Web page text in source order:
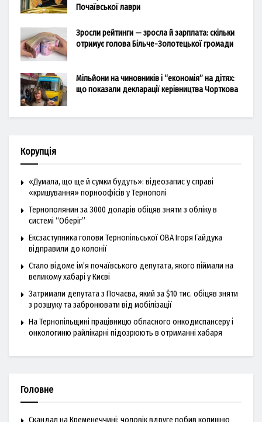
Почаївської лаври
Зросли рейтинги — зросла й зарплата: скільки
отримує голова Більче-Золотецької громади
Мільйони на чиновників і “економія” на дітях:
що показали декларації керівництва Чорткова
Корупція
«Думала, що ще й сумки будуть»: відеозапис у справі
«кришування» порноофісів у Тернополі
Тернополянин за 3000 доларів обіцяв зняти з обліку в
системі “Оберіг”
Ексзаступника голови Тернопільської ОВА Ігоря Гайдука
відправили до колонії
Стало відоме ім’я почаївського депутата, якого піймали на
великому хабарі у Києві
Затримали депутата з Почаєва, який за $10 тис. обіцяв зняти
з розшуку та забронювати від мобілізації
На Тернопільщині працівницю обласного онкодиспансеру і
онкологиню райлікарні підозрюють в отриманні хабаря
Головне
Скандал на Кременеччині: чоловік вдруге побив колишню